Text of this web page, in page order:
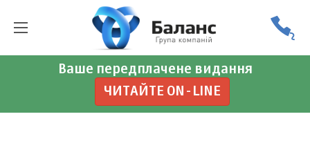
Ваше передплачене видання
ЧИТАЙТЕ ON-LINE